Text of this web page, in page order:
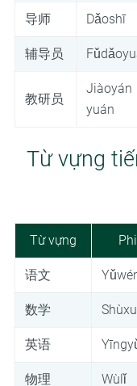
导师 Dǎoshī
辅导员
教研员
Jiàoyán
yuán
Từ vựng
Từ vựng
语文
数学
英语
物理 Wùlǐ